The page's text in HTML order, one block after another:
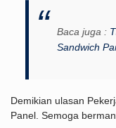
Baca juga :
Sandwich
Demikian ulasan
Panel. Semoga